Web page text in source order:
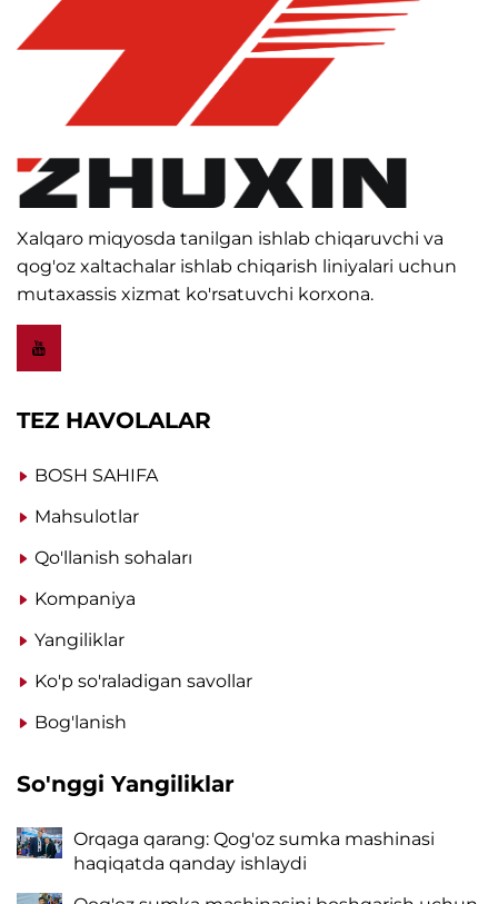
Xalqaro miqyosda tanilgan ishlab chiqaruvchi va
qog'oz xaltachalar ishlab chiqarish liniyalari uchun
mutaxassis xizmat ko'rsatuvchi korxona.
TEZ HAVOLALAR
BOSH SAHIFA
Mahsulotlar
Qo'llanish sohaları
Kompaniya
Yangiliklar
Ko'p so'raladigan savollar
Bog'lanish
So'nggi Yangiliklar
Orqaga qarang: Qog'oz sumka mashinasi
haqiqatda qanday ishlaydi